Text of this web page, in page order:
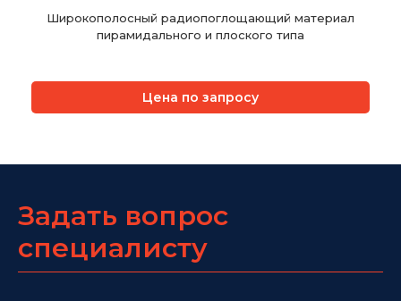
Широкополосный радиопоглощающий материал
пирамидального и плоского типа
Цена по запросу
Задать вопрос
специалисту